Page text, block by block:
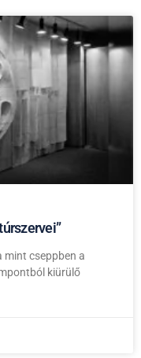
mint cseppben a
kiürülő